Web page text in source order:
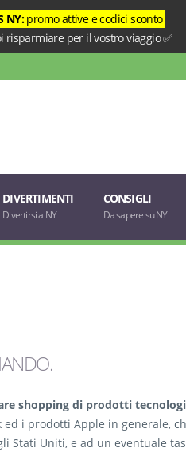
NY:promo attive e codici sconto
risparmiare per il vostro viaggio ✅
DIVERTIMENTI
Divertirsi a NY
CONSIGLI
Da sapere su NY
.
shopping di prodotti
i prodotti Apple in generale,
Uniti, e ad un eventuale